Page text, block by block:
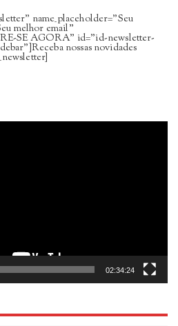
name_placeholder=”Seu
melhor email”
SE AGORA” id=”id-newsletter-
nossas novidades
02:34:24